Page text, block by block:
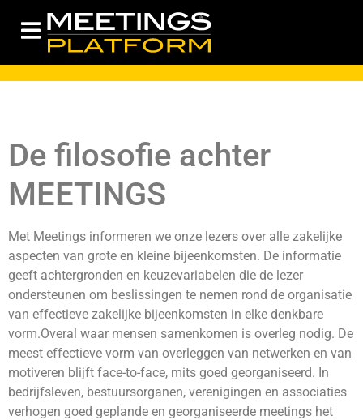
De filosofie achter
MEETINGS
Met Meetings informeren we onze lezers over alle zakelijke
aspecten van grote en kleine bijeenkomsten. De informatie
geeft achtergronden en keuzevariabelen die de lezer
ondersteunen om beslissingen te nemen rond de organisatie
van effectieve zakelijke bijeenkomsten in elke denkbare
vorm.Overal waar mensen samenkomen is overleg nodig. De
meest effectieve vorm van overleggen van netwerken en van
motiveren blijft face-to-face, mits goed georganiseerd. In
bedrijfsleven, bestuursorganen, verenigingen en associaties
verhogen goed geplande en georganiseerde meetings het